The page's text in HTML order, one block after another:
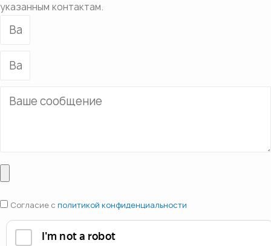
указанным контактам.
Согласие с политикой конфиденциальности